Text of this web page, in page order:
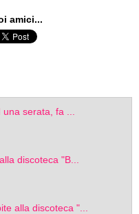
amici...
serata, fa ...
discoteca "B...
alla discoteca "...